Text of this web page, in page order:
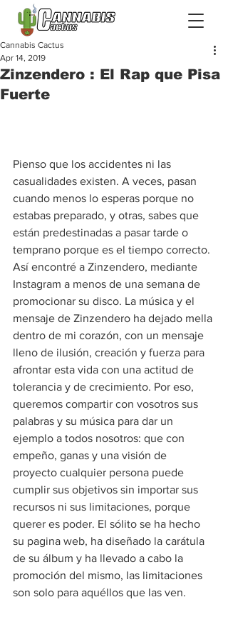
Zinzendero : El Rap que Pisa
Fuerte
Cannabis Cactus
Apr 14, 2019
Pienso que los accidentes ni las
casualidades existen. A veces, pasan
cuando menos lo esperas porque no
estabas preparado, y otras, sabes que
están predestinadas a pasar tarde o
temprano porque es el tiempo correcto.
Así encontré a Zinzendero, mediante
Instagram a menos de una semana de
promocionar su disco. La música y el
mensaje de Zinzendero ha dejado mella
dentro de mi corazón, con un mensaje
lleno de ilusión, creación y fuerza para
afrontar esta vida con una actitud de
tolerancia y de crecimiento. Por eso,
queremos compartir con vosotros sus
palabras y su música para dar un
ejemplo a todos nosotros: que con
empeño, ganas y una visión de
proyecto cualquier persona puede
cumplir sus objetivos sin importar sus
recursos ni sus limitaciones, porque
querer es poder. El sólito se ha hecho
su pagina web, ha diseñado la carátula
de su álbum y ha llevado a cabo la
promoción del mismo, las limitaciones
son solo para aquéllos que las ven.